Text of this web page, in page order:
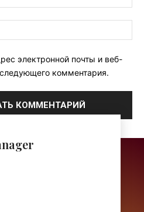
электронной почты и веб-
комментария.